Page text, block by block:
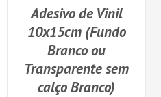
Adesivo de Vinil
10x15cm (Fundo
Branco ou
Transparente sem
calço Branco)